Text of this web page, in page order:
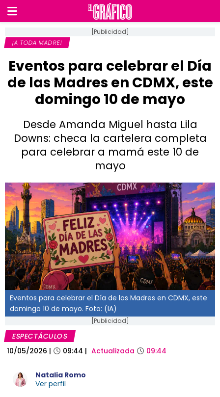
[Publicidad]
¡A TODA MADRE!
Eventos para celebrar el Día
de las Madres en CDMX, este
domingo 10 de mayo
Desde Amanda Miguel hasta Lila
Downs: checa la cartelera completa
para celebrar a mamá este 10 de
mayo
Eventos para celebrar el Día de las Madres en CDMX, este
domingo 10 de mayo. Foto: (IA)
[Publicidad]
ESPECTÁCULOS
10/05/2026 | 09:44 | Actualizada 09:44
Natalia Romo
Ver perfil